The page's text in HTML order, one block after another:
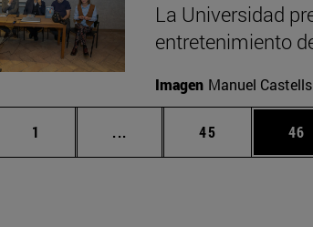
La Universidad
entretenimiento
Imagen Manuel Castells
Página
1 ... Páginas intermedias Use
Página
45 46